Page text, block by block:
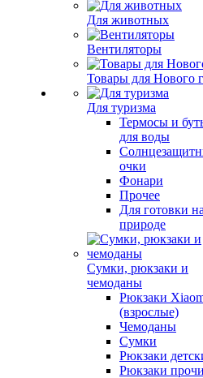
Для животных
Вентиляторы
Товары для Нового
Для туризма
Термосы и
для воды
очки
Фонари
Прочее
Для готовки на
природе
Сумки, рюкзаки и
чемоданы
Рюкзаки
(взрослые)
Чемоданы
Сумки
Рюкзаки
Рюкзаки